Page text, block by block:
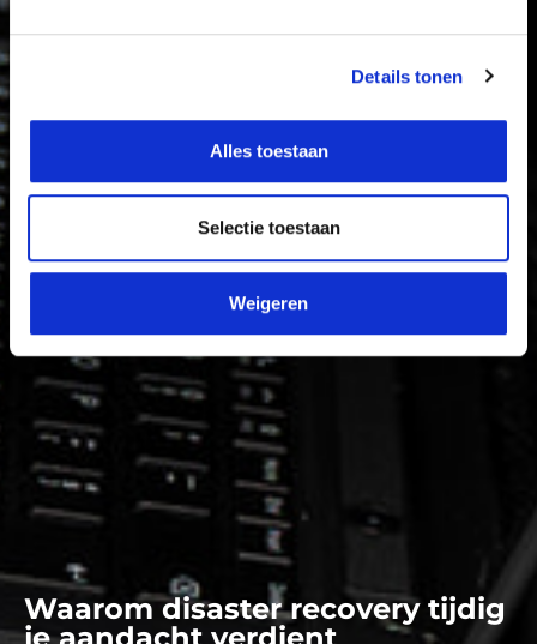
Details tonen
Alles toestaan
Selectie toestaan
Weigeren
Waarom disaster recovery tijdig